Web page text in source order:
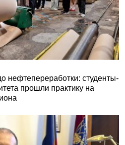
нефтепереработки: студенты-
прошли практику на